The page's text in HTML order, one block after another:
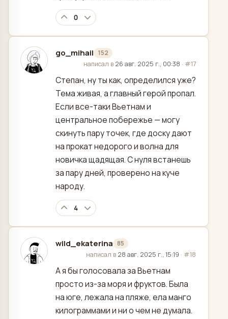
0
go_mihail 152
отредактировано
написал в 26 авг. 2025 г., 00:38 · #17
Степан, ну ты как, определился уже?
Тема живая, а главный герой пропал.
Если все-таки Вьетнам и
центральное побережье — могу
скинуть пару точек, где доску дают
на прокат недорого и волна для
новичка щадящая. С нуля встанешь
за пару дней, проверено на куче
народу.
4
wild_ekaterina 85
отредактировано
написал в 28 авг. 2025 г., 15:19 · #18
А я бы голосовала за Вьетнам
просто из-за моря и фруктов. Была
на юге, лежала на пляже, ела манго
килограммами и ни о чем не думала.